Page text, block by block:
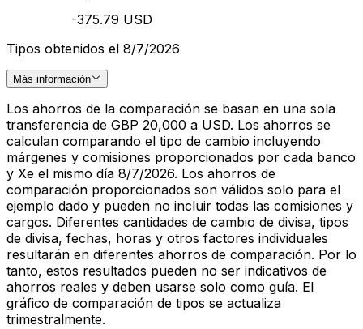
-375.79 USD
Tipos obtenidos el 8/7/2026
Más información
Los ahorros de la comparación se basan en una sola
transferencia de GBP 20,000 a USD. Los ahorros se
calculan comparando el tipo de cambio incluyendo
márgenes y comisiones proporcionados por cada banco
y Xe el mismo día 8/7/2026. Los ahorros de
comparación proporcionados son válidos solo para el
ejemplo dado y pueden no incluir todas las comisiones y
cargos. Diferentes cantidades de cambio de divisa, tipos
de divisa, fechas, horas y otros factores individuales
resultarán en diferentes ahorros de comparación. Por lo
tanto, estos resultados pueden no ser indicativos de
ahorros reales y deben usarse solo como guía. El
gráfico de comparación de tipos se actualiza
trimestralmente.